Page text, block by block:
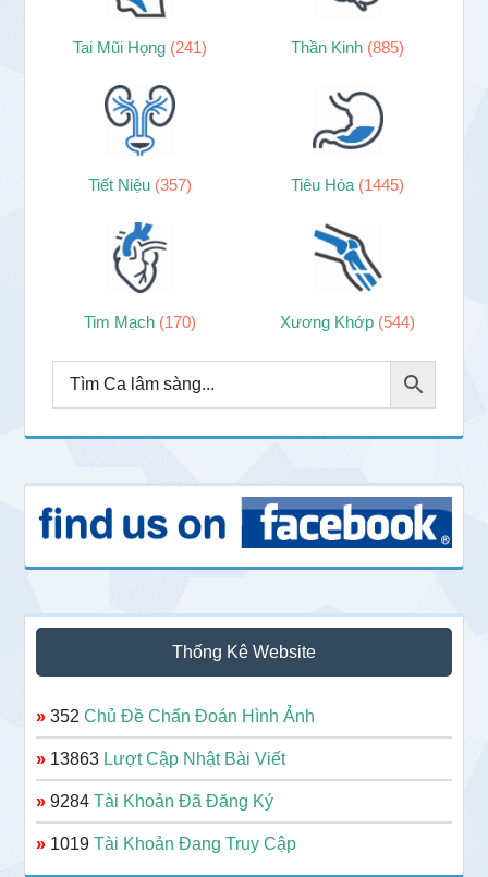
Tai Mũi Họng (241) Thần Kinh (885)
Tiết Niệu (357) Tiêu Hóa (1445)
Tim Mạch (170) Xương Khớp (544)
Thống Kê Website
» 352Chủ Đề Chẩn Đoán Hình Ảnh
» 13863 Lượt Cập Nhật Bài Viết
» 9284Tài Khoản Đã Đăng Ký
» 1019Tài Khoản Đang Truy Cập